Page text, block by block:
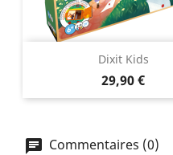
Dixit Kids
Prix
29,90 €
Commentaires (0)